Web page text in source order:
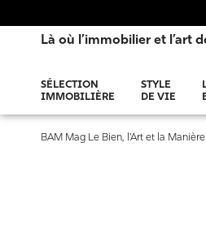
Là où l’immobilier et l’art
SÉLECTION
IMMOBILIÈRE
STYLE
DE VIE
BAM Mag Le Bien, l'Art et la Manière